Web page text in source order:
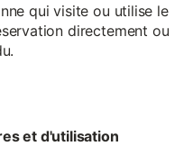
qui visite ou utilise le
directement ou
et d'utilisation